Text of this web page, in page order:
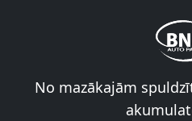
No mazākajām